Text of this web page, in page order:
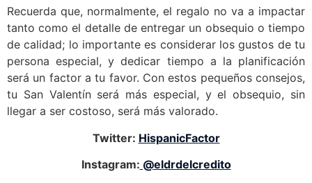
Recuerda que, normalmente, el regalo no va a impactar
tanto como el detalle de entregar un obsequio o tiempo
de calidad; lo importante es considerar los gustos de tu
persona especial, y dedicar tiempo a la planificación
será un factor a tu favor. Con estos pequeños consejos,
tu San Valentín será más especial, y el obsequio, sin
llegar a ser costoso, será más valorado.
Twitter: HispanicFactor
Instagram: @eldrdelcredito